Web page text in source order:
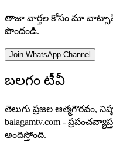
తాజా వార్తల కోసం మా
పొందండి.
Join WhatsApp Channel
బలగం టీవీ
తెలుగు ప్రజల ఆత్మగౌరవం,
balagamtv.com -
అందిస్తోంది.